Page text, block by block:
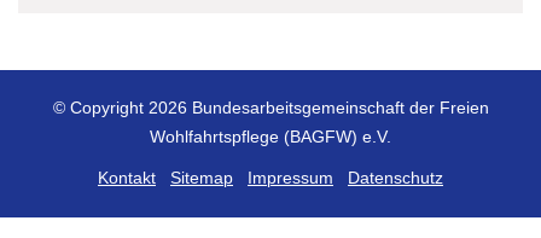
© Copyright 2026 Bundesarbeitsgemeinschaft der Freien
Wohlfahrtspflege (BAGFW) e.V.
Kontakt Sitemap Impressum Datenschutz